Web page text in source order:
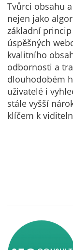
Tvůrci obsahu
nejen jako
základní
úspěšných
kvalitního
odbornosti a
dlouhodobém
uživatelé i
stále vyšší
klíčem k